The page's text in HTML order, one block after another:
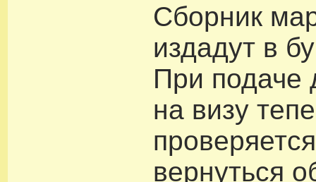
Сборник
издадут в
При подаче
на визу
вернуться